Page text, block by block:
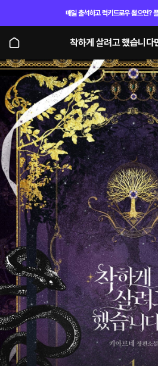
매일 출석하고 럭키드로우 뽑으면?
착하게 살려고 했습니다